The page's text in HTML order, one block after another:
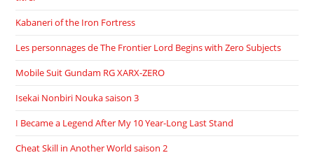
Kabaneri of the Iron Fortress
Les personnages de The Frontier Lord Begins with Zero Subjects
Mobile Suit Gundam RG XARX-ZERO
Isekai Nonbiri Nouka saison 3
I Became a Legend After My 10 Year-Long Last Stand
Cheat Skill in Another World saison 2